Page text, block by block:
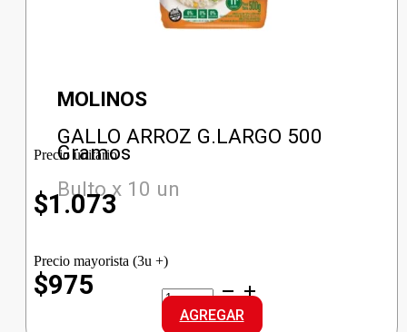
MOLINOS
GALLO ARROZ G.LARGO 500
Gramos
Bulto x 10 un
Precio unitario
$1.073
Precio mayorista (3u +)
$975
GALLO
ARROZ
G.LARGO
AGREGAR